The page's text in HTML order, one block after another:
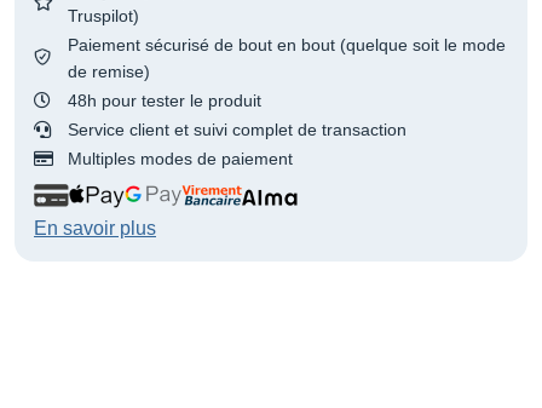
Truspilot)
Paiement sécurisé de bout en bout (quelque soit le mode
de remise)
48h pour tester le produit
Service client et suivi complet de transaction
Multiples modes de paiement
En savoir plus